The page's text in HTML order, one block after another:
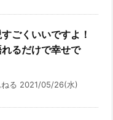
ごくいいですよ！
るだけで幸せで
ねる 2021/05/26(水)